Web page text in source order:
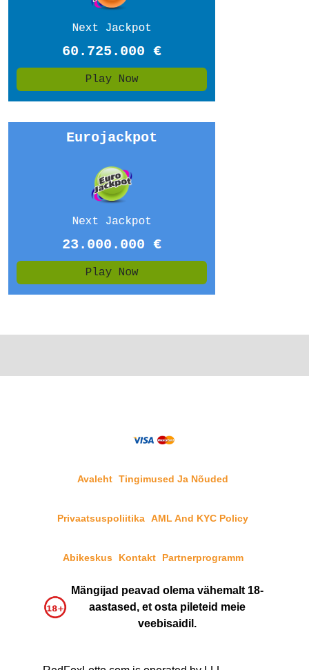
Avaleht Tingimused Ja Nõuded
Privaatsuspoliitika AML And KYC Policy
Abikeskus Kontakt Partnerprogramm
Mängijad peavad olema vähemalt 18-
aastased, et osta pileteid meie
veebisaidil.